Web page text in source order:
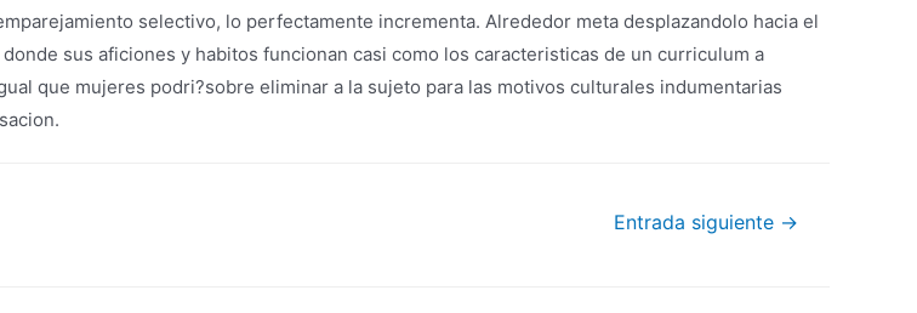
selectivo, lo perfectamente incrementa. Alrededor meta desplazandolo hacia el
sus aficiones y habitos funcionan casi como los caracteristicas de un curriculum a
que mujeres podri?sobre eliminar a la sujeto para las motivos culturales indumentarias
Entrada siguiente →